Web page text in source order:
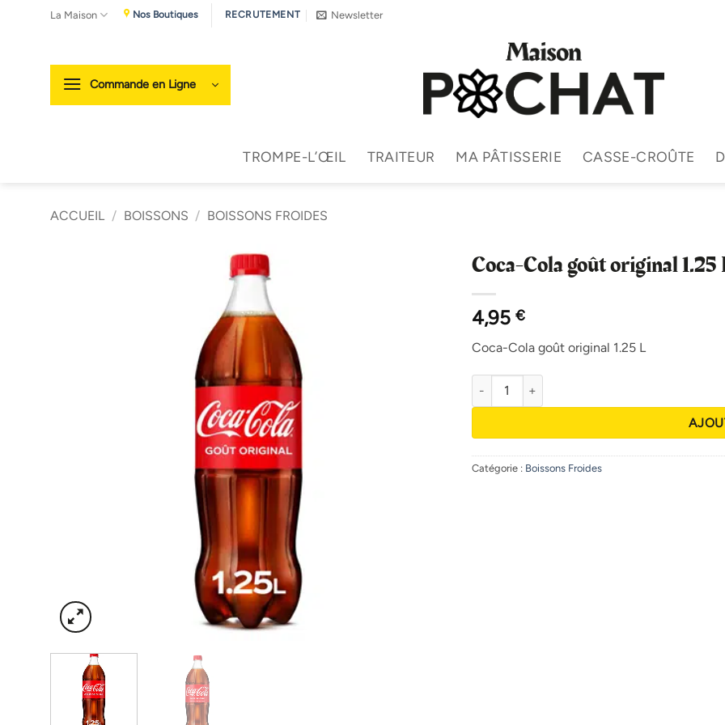
La Maison Nos Boutiques RECRUTEMENT Newsletter
Commande en Ligne
TROMPE-L’ŒIL TRAITEUR MA PÂTISSERIE CASSE-CROÛTE
ACCUEIL / BOISSONS / BOISSONS FROIDES
Coca-Cola goût original 1.25
4,95 €
Coca-Cola goût original 1.25 L
quantité de Coca-Cola goût original 1.25 L
Catégorie : Boissons Froides